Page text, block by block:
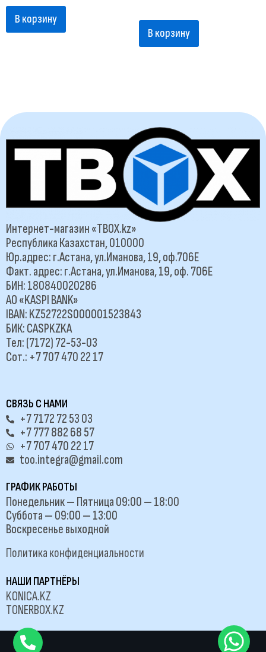
В корзину
В корзину
Интернет-магазин «TBOX.kz»
Республика Казахстан, 010000
Юр.адрес: г.Астана, ул.Иманова, 19, оф.706Е
Факт. адрес: г.Астана, ул.Иманова, 19, оф. 706Е
БИН: 180840020286
АО «KASPI BANK»
IBAN: KZ52722S000001523843
БИК: CASPKZKA
Тел: (7172) 72-53-03
Сот.: +7 707 470 22 17
СВЯЗЬ С НАМИ
+7 7172 72 53 03
+7 777 882 68 57
+7 707 470 22 17
too.integra@gmail.com
ГРАФИК РАБОТЫ
Понедельник — Пятница 09:00 — 18:00
Суббота — 09:00 — 13:00
Воскресенье выходной
Политика конфиденциальности
НАШИ ПАРТНЁРЫ
KONICA.KZ
TONERBOX.KZ